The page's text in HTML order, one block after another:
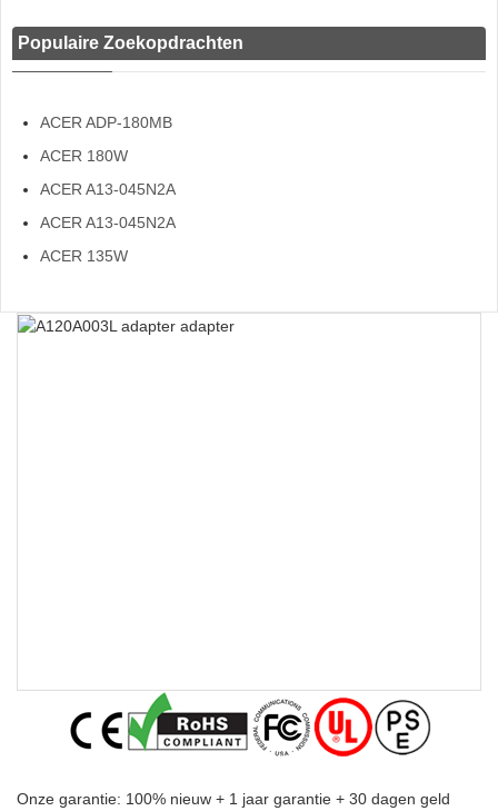
Populaire Zoekopdrachten
ACER ADP-180MB
ACER 180W
ACER A13-045N2A
ACER A13-045N2A
ACER 135W
Onze garantie: 100% nieuw + 1 jaar garantie + 30 dagen geld